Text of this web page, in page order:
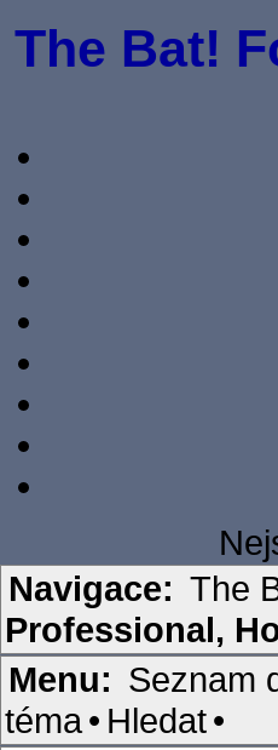
The Bat!
Navigace: The
Professional,
Menu: Seznam
téma• Hledat•